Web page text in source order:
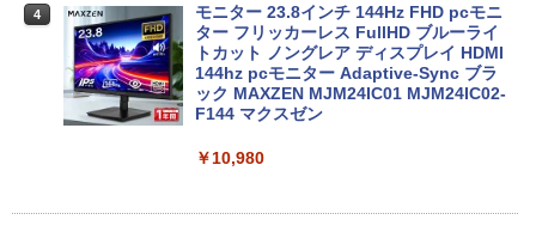
可 WiFi オフィス付き ノートPC 1ヶ月保
証 中古パソコン 中古ノートパソコン【中
古】
￥7,800
4
モニター 23.8インチ 144Hz FHD pcモニ
ター フリッカーレス FullHD ブルーライ
トカット ノングレア ディスプレイ HDMI
144hz pcモニター Adaptive-Sync ブラ
ック MAXZEN MJM24IC01 MJM24IC02-
F144 マクスゼン
￥10,980